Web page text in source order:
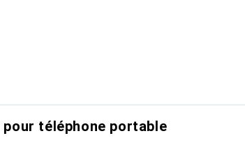
téléphone portable